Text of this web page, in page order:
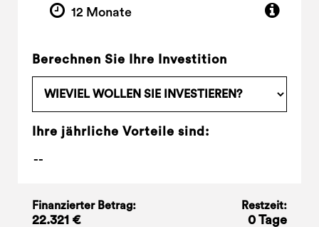
12 Monate
Berechnen Sie Ihre Investition
Ihre jährliche Vorteile sind:
Finanzierter Betrag:
22.321 €
Restzeit:
0 Tage